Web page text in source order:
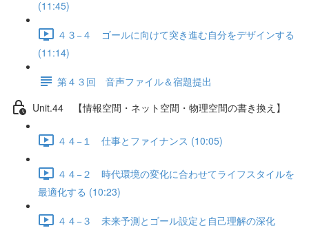
(11:45)
４３−４ ゴールに向けて突き進む自分をデザインする
(11:14)
第４３回 音声ファイル＆宿題提出
Unit.44 【情報空間・ネット空間・物理空間の書き換え】
４４−１ 仕事とファイナンス (10:05)
４４−２ 時代環境の変化に合わせてライフスタイルを
最適化する (10:23)
４４−３ 未来予測とゴール設定と自己理解の深化